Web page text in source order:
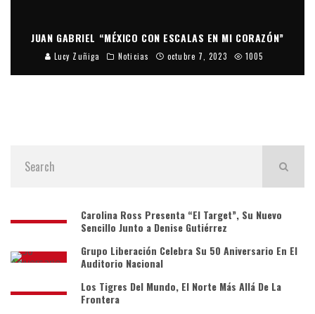
JUAN GABRIEL “MÉXICO CON ESCALAS EN MI CORAZÓN”
Lucy Zuñiga Noticias octubre 7, 2023 1005
Carolina Ross Presenta “El Target”, Su Nuevo
Sencillo Junto a Denise Gutiérrez
Grupo Liberación Celebra Su 50 Aniversario En El
Auditorio Nacional
Los Tigres Del Mundo, El Norte Más Allá De La
Frontera